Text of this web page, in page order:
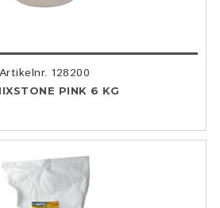
Artikelnr. 128200
PINK 6 KG